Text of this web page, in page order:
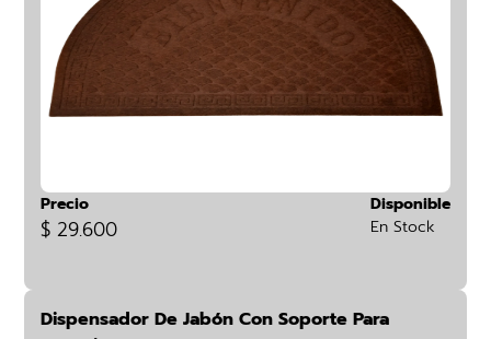
Precio
$ 29.600
Disponible
En Stock
Dispensador De Jabón Con Soporte Para